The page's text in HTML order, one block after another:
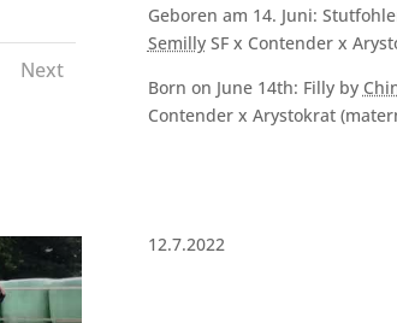
Next
Geboren am 14. Juni:
SemillySF x Contender x
Born on June 14th: Filly by
Contender x Arystokrat
12.7.2022